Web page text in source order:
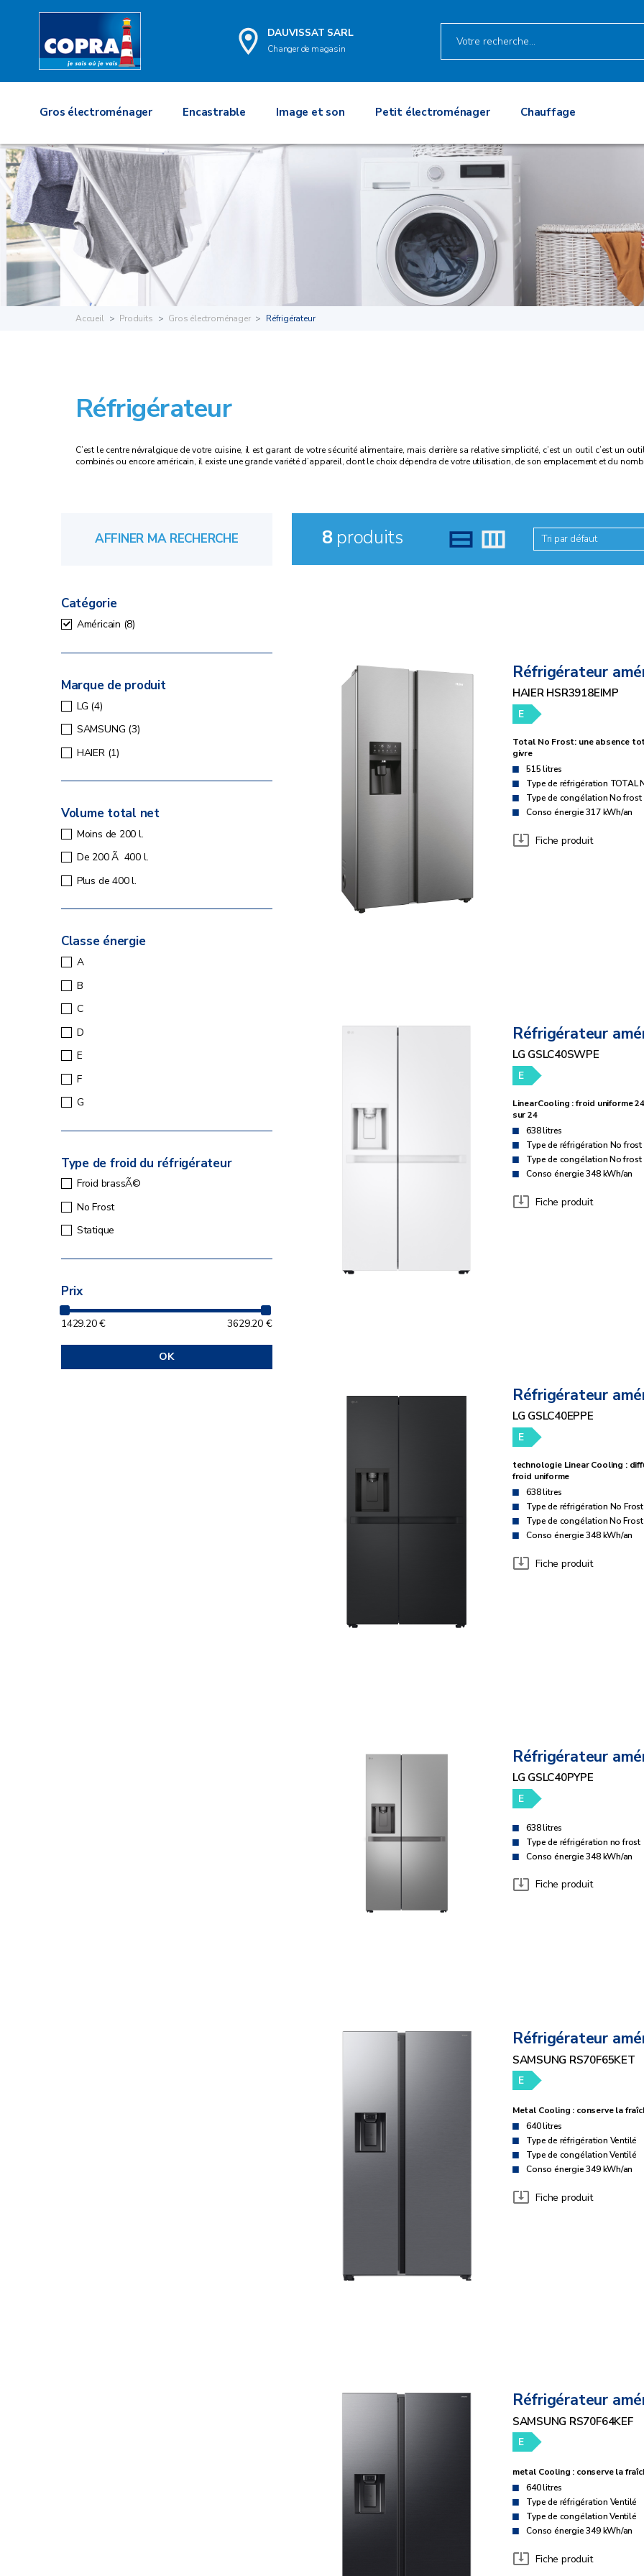
DAUVISSAT SARL
Changer de magasin
Gros électroménager Encastrable Image et son Petit électroménager Chauffage
Accueil Produits Gros électroménager Réfrigérateur
Réfrigérateur
C’est le centre névralgique de votre cuisine, il est garant de votre sécurité alimentaire, mais derrière sa relative simplicité, c’est un outil c’est un
combinés ou encore américain, il existe une grande variété d’appareil, dont le choix dépendra de votre utilisation, de son emplacement et du
AFFINER MA RECHERCHE
Catégorie
Américain (8)
Marque de produit
LG (4)
SAMSUNG (3)
HAIER (1)
Volume total net
Moins de 200 l.
De 200 Ã 400 l.
Plus de 400 l.
Classe énergie
A
B
C
D
E
F
G
Type de froid du réfrigérateur
Froid brassÃ©
No Frost
Statique
Prix
1429.20€ 3629.20 €
OK
8produits Tri par défaut
Réfrigérateur
HAIER HSR3918EIMP
E
Total No Frost: une absence
givre
515 litres
Type de réfrigération TOTAL
Type de congélation No frost
Conso énergie 317 kWh/an
Fiche produit
Réfrigérateur
LG GSLC40SWPE
E
LinearCooling : froid uniforme
sur 24
638 litres
Type de réfrigération No frost
Type de congélation No frost
Conso énergie 348 kWh/an
Fiche produit
Réfrigérateur
LG GSLC40EPPE
E
technologie Linear Cooling :
froid uniforme
638 litres
Type de réfrigération No Frost
Type de congélation No Frost
Conso énergie 348 kWh/an
Fiche produit
Réfrigérateur
LG GSLC40PYPE
E
638 litres
Type de réfrigération no frost
Conso énergie 348 kWh/an
Fiche produit
Réfrigérateur
SAMSUNG RS70F65KET
E
Metal Cooling : conserve la
640 litres
Type de réfrigération Ventilé
Type de congélation Ventilé
Conso énergie 349 kWh/an
Fiche produit
Réfrigérateur
SAMSUNG RS70F64KEF
E
metal Cooling : conserve la
640 litres
Type de réfrigération Ventilé
Type de congélation Ventilé
Conso énergie 349 kWh/an
Fiche produit